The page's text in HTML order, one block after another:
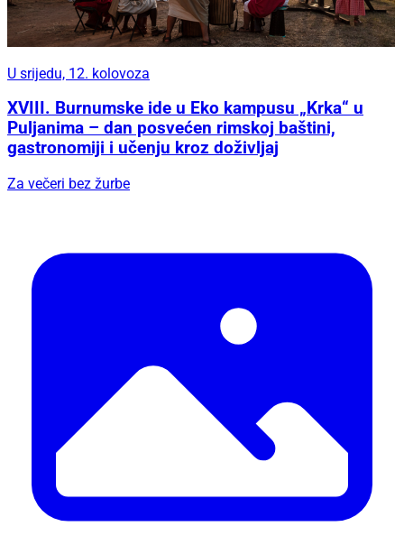
U srijedu, 12. kolovoza
XVIII. Burnumske ide u Eko kampusu „Krka“ u
Puljanima – dan posvećen rimskoj baštini,
gastronomiji i učenju kroz doživljaj
Za večeri bez žurbe